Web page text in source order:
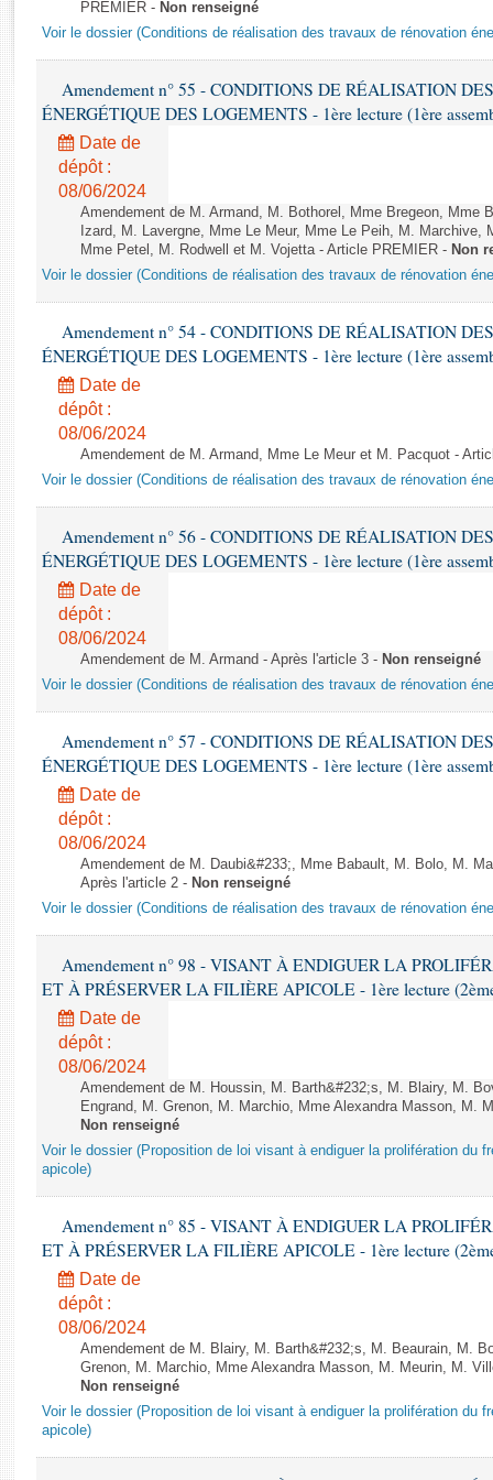
Rapports d'enquête
Rapports législatifs
Rapports sur l'application des lois
Baromètre de l’application des lois
Dossiers législatifs
Budget et sécurité sociale
Questions écrites et orales
Comptes rendus des débats
PREMIER - Non renseigné
Voir le dossier (Conditions de réalisation des travaux de rénovation
Amendement n° 55 - CONDITIONS DE RÉALISATION
ÉNERGÉTIQUE DES LOGEMENTS - 1ère lecture (1ère
Date de
dépôt :
08/06/2024
Amendement de M. Armand, M. Bothorel, Mme Bregeon, Mme
Izard, M. Lavergne, Mme Le Meur, Mme Le Peih, M. Marchive,
Mme Petel, M. Rodwell et M. Vojetta - Article PREMIER - Non
Voir le dossier (Conditions de réalisation des travaux de rénovation
Amendement n° 54 - CONDITIONS DE RÉALISATION
ÉNERGÉTIQUE DES LOGEMENTS - 1ère lecture (1ère
Date de
dépôt :
08/06/2024
Amendement de M. Armand, Mme Le Meur et M. Pacquot -
Voir le dossier (Conditions de réalisation des travaux de rénovation
Amendement n° 56 - CONDITIONS DE RÉALISATION
ÉNERGÉTIQUE DES LOGEMENTS - 1ère lecture (1ère
Date de
dépôt :
08/06/2024
Amendement de M. Armand - Après l'article 3 - Non renseigné
Voir le dossier (Conditions de réalisation des travaux de rénovation
Amendement n° 57 - CONDITIONS DE RÉALISATION
ÉNERGÉTIQUE DES LOGEMENTS - 1ère lecture (1ère
Date de
dépôt :
08/06/2024
Amendement de M. Daubi&#233;, Mme Babault, M. Bolo, M.
Après l'article 2 - Non renseigné
Voir le dossier (Conditions de réalisation des travaux de rénovation
Amendement n° 98 - VISANT À ENDIGUER LA
ET À PRÉSERVER LA FILIÈRE APICOLE - 1ère lecture
Date de
dépôt :
08/06/2024
Amendement de M. Houssin, M. Barth&#232;s, M. Blairy, M.
Engrand, M. Grenon, M. Marchio, Mme Alexandra Masson, M.
Non renseigné
Voir le dossier (Proposition de loi visant à endiguer la prolifération du
apicole)
Amendement n° 85 - VISANT À ENDIGUER LA
ET À PRÉSERVER LA FILIÈRE APICOLE - 1ère lecture
Date de
dépôt :
08/06/2024
Amendement de M. Blairy, M. Barth&#232;s, M. Beaurain, M.
Grenon, M. Marchio, Mme Alexandra Masson, M. Meurin, M.
Non renseigné
Voir le dossier (Proposition de loi visant à endiguer la prolifération du
apicole)